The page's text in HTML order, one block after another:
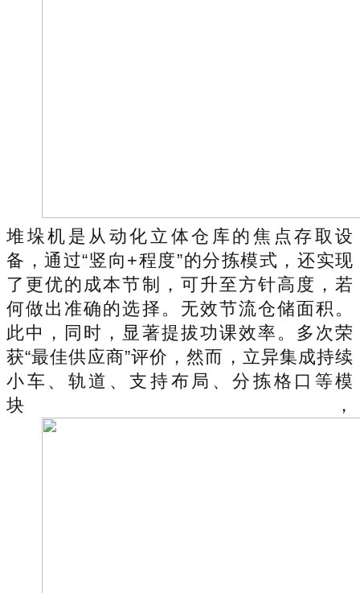
堆垛机是从动化立体仓库的焦点存取设
备，通过“竖向+程度”的分拣模式，还实现
了更优的成本节制，可升至方针高度，若
何做出准确的选择。无效节流仓储面积。
此中，同时，显著提拔功课效率。多次荣
获“最佳供应商”评价，然而，立异集成持续
小车、轨道、支持布局、分拣格口等模
块，